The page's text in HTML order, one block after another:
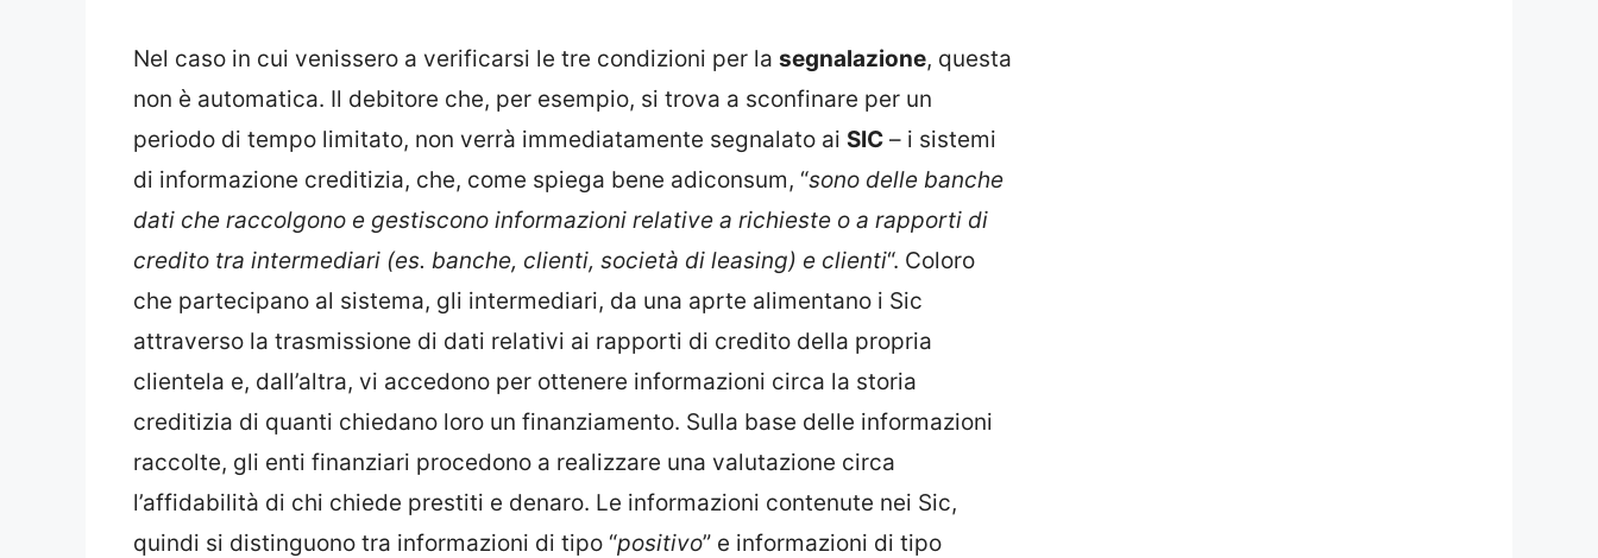
Nel caso in cui venissero a verificarsi le tre condizioni per la segnalazione, questa
non è automatica. Il debitore che, per esempio, si trova a sconfinare per un
periodo di tempo limitato, non verrà immediatamente segnalato ai SIC – i sistemi
di informazione creditizia, che, come spiega bene adiconsum, “sono delle banche
dati che raccolgono e gestiscono informazioni relative a richieste o a rapporti di
credito tra intermediari (es. banche, clienti, società di leasing) e clienti“. Coloro
che partecipano al sistema, gli intermediari, da una aprte alimentano i Sic
attraverso la trasmissione di dati relativi ai rapporti di credito della propria
clientela e, dall’altra, vi accedono per ottenere informazioni circa la storia
creditizia di quanti chiedano loro un finanziamento. Sulla base delle informazioni
raccolte, gli enti finanziari procedono a realizzare una valutazione circa
l’affidabilità di chi chiede prestiti e denaro. Le informazioni contenute nei Sic,
quindi si distinguono tra informazioni di tipo “positivo” e informazioni di tipo